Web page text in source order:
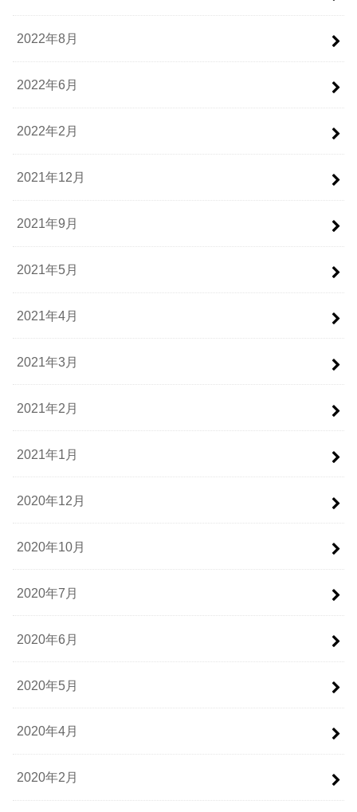
2022年8月
2022年6月
2022年2月
2021年12月
2021年9月
2021年5月
2021年4月
2021年3月
2021年2月
2021年1月
2020年12月
2020年10月
2020年7月
2020年6月
2020年5月
2020年4月
2020年2月